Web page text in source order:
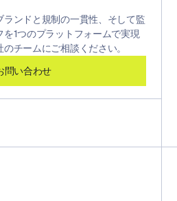
を設定できます。
なパッケージに結合します。
記録のソースであり、他者が再
はありません。
ンドと規制の一貫性、そして監
1つのプラットフォームで実現
チームにご相談ください。
問い合わせ